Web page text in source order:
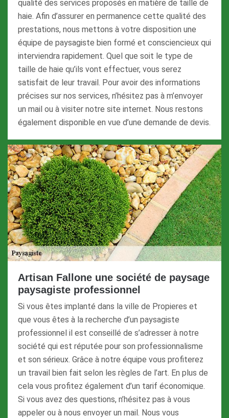
qualité des services proposés en matière de taille de
haie. Afin d’assurer en permanence cette qualité des
prestations, nous mettons à votre disposition une
équipe de paysagiste bien formé et consciencieux qui
interviendra rapidement. Quel que soit le type de
taille de haie qu’ils vont effectuer, vous serez
satisfait de leur travail. Pour avoir des informations
précises sur nos services, n’hésitez pas à m’envoyer
un mail ou à visiter notre site internet. Nous restons
également disponible en vue d’une demande de devis.
Artisan Fallone une société de paysage
paysagiste professionnel
Si vous êtes implanté dans la ville de Propieres et
que vous êtes à la recherche d’un paysagiste
professionnel il est conseillé de s’adresser à notre
société qui est réputée pour son professionnalisme
et son sérieux. Grâce à notre équipe vous profiterez
un travail bien fait selon les règles de l’art. En plus de
cela vous profitez également d’un tarif économique.
Si vous avez des questions, n’hésitez pas à vous
appeler ou à nous envoyer un mail. Nous vous